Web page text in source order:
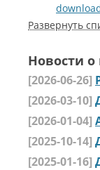
Развернуть
Новости о
[2026-06-26]
[2026-03-10]
[2026-01-04]
[2025-10-14]
[2025-01-16]